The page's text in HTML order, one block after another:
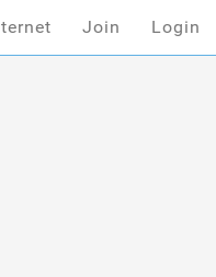
Join Login